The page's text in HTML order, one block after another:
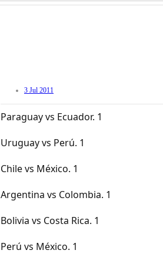
3 Jul 2011
Paraguay vs Ecuador. 1
Uruguay vs Perú. 1
Chile vs México. 1
Argentina vs Colombia. 1
Bolivia vs Costa Rica. 1
Perú vs México. 1